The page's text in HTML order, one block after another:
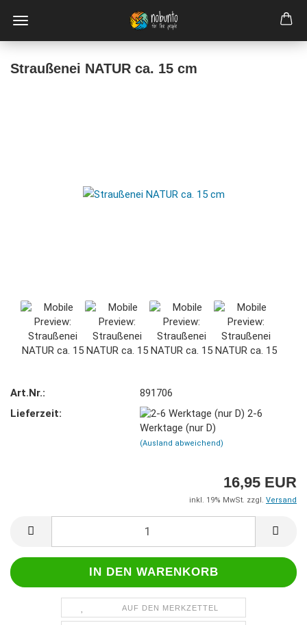
Straußenei NATUR ca. 15 cm
Art.Nr.:
891706
Lieferzeit:
2-6
Werktage (nur D)
(Ausland abweichend)
16,95 EUR
inkl. 19% MwSt. zzgl. Versand
AUF DEN MERKZETTEL